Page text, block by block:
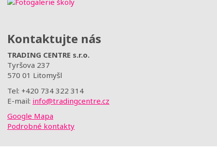
Kontaktujte nás
TRADING CENTRE s.r.o.
Tyršova 237
570 01 Litomyšl
Tel: +420 734 322 314
E-mail: info@tradingcentre.cz
Google Mapa
Podrobné kontakty